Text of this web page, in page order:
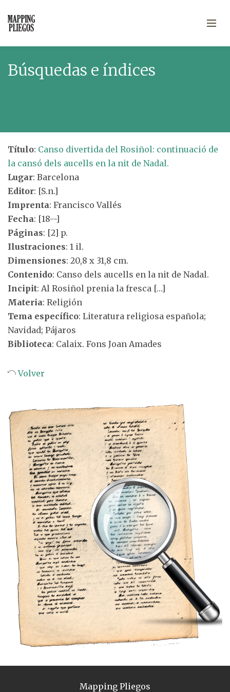
Búsquedas e índices
Título: Canso divertida del Rosiñol: continuació de
la cansó dels aucells en la nit de Nadal.
Lugar: Barcelona
Editor: [S.n.]
Imprenta: Francisco Vallés
Fecha: [18--]
Páginas: [2] p.
Ilustraciones: 1 il.
Dimensiones: 20,8 x 31,8 cm.
Contenido: Canso dels aucells en la nit de Nadal.
Incipit: Al Rosiñol prenia la fresca […]
Materia: Religión
Tema específico: Literatura religiosa española;
Navidad; Pájaros
Biblioteca: Calaix. Fons Joan Amades
Volver
Mapping Pliegos